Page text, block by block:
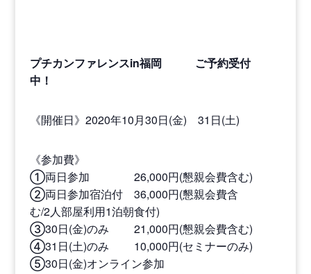
プチカンファレンスin福岡 ご予約受付
中！
《開催日》2020年10月30日(金) 31日(土)
《参加費》
①両日参加 26,000円(懇親会費含む)
②両日参加宿泊付 36,000円(懇親会費含
む/2人部屋利用1泊朝食付)
③30日(金)のみ 21,000円(懇親会費含む)
④31日(土)のみ 10,000円(セミナーのみ)
⑤30日(金)オンライン参加